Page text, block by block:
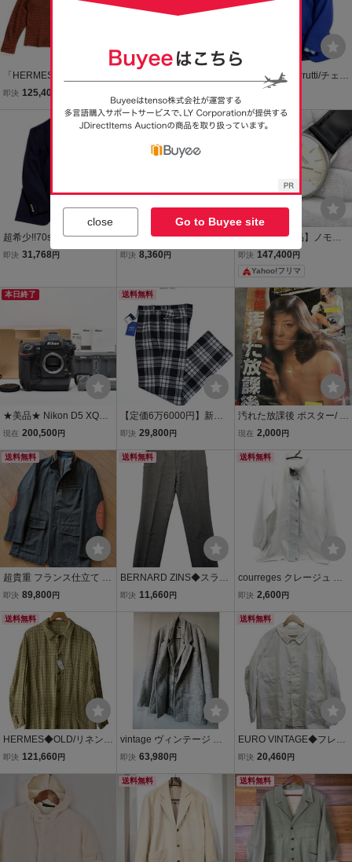
「HERMES/エルメス」セ
リエボタン カシミヤ&レ
ザー ディティール オンブ
レ ネルシャツ ブルゾン ジ
ャケット 羊革 本革 短丈 1
7/43 XL程
即決 125,400
ングジャケット L~XL位
フリース フィールドコー
ト ミリタリー ユーロ古着
フレンチ
Special!!!「Cerrutti/チェル
ッティ」French Vintage
美しいアズーロブルー◎
カシミヤ ブレザー テーラ
ードジャケット ネイビー
23,750
超希少!!70s Vintage USA
製 ラルフローレン nordstr
ラードジャケット ネイビ
即決 31,768円
送料無料
BERNARD ZINS◆ボトム/
コットン/NVY/BACJB-61
即決 8,360 円
送料無料
【美品・稼働品】ノモス
NOMOS オリオン 裏スケ
シースルーバック 手巻き
ズ
即決 147,400 円
Yahoo!フリマ
本日終了
★美品★ Nikon D5 XQD-T
ype デジタル一眼レフカ
現在 200,500 円
送料無料
【定価6万6000円】新品
BERNARD ZINS エディフ
ルナール ザンス ラスパイ
ユ スラックス チェック
即決 29,800 円
汚れた放課後 ポスター/ 当
時物/ 映画ポスター /成人
コレクション☆6458☆
現在 2,000 円
送料無料
超貴重 フランス仕立て J
Keydge ツイード フォレ
アルニス ARNYS AUBER
GE LUTAYS エルメス サ
ルトリア sartoria
即決 89,800 円
送料無料
BERNARD ZINS◆スラッ
クスパンツ/-/-/GRY//
即決 11,660 円
送料無料
courreges クレージュ ス
ポーツ ナイロンジャケッ
パーカー フーディー 長袖
古着 フランス
即決 2,600 円
送料無料
HERMES◆OLD/リネンシ
ャツジャケット/ジャケッ
即決 121,660 円
vintage ヴィンテージ ビ
ンテージ 80s 90s イタリ
LI カルギ・ジャネッリ テ
ーラードジャケット チェ
スターコート
即決 63,980 円
送料無料
EURO VINTAGE◆フレン
チカバーオール/54/コット
ゴレ有
即決 20,460 円
送料無料 送料無料
close Go to Buyee site